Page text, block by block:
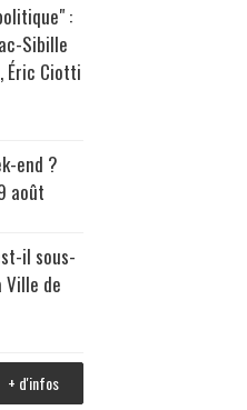
:
Sibille
Éric Ciotti
end ?
août
il sous-
Ville de
+ d'infos